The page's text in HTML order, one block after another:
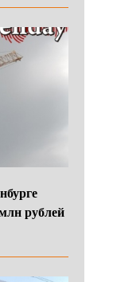
рублей